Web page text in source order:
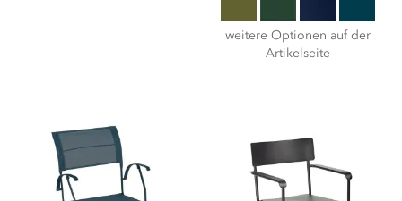
weitere Optionen auf der
Artikelseite